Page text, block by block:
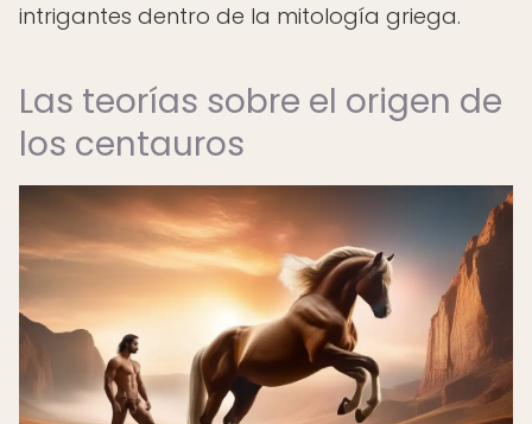
intrigantes dentro de la mitología griega.
Las teorías sobre el origen de
los centauros